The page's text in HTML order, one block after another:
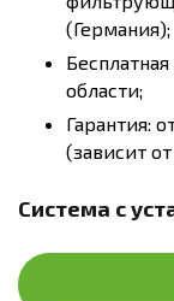
(Германия);
области;
Гарантия:
(зависит
Система с